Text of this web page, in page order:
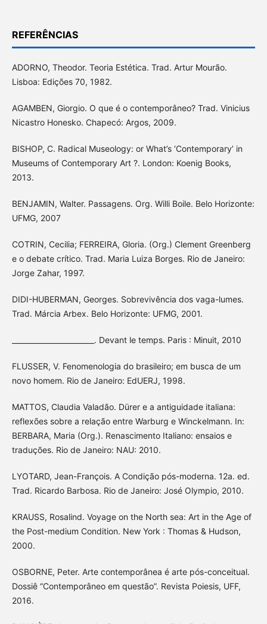
REFERÊNCIAS
ADORNO, Theodor. Teoria Estética. Trad. Artur Mourão.
Lisboa: Edições 70, 1982.
AGAMBEN, Giorgio. O que é o contemporâneo? Trad. Vinicius
Nicastro Honesko. Chapecó: Argos, 2009.
BISHOP, C. Radical Museology: or What’s ‘Contemporary’ in
Museums of Contemporary Art ?. London: Koenig Books,
2013.
BENJAMIN, Walter. Passagens. Org. Willi Boile. Belo Horizonte:
UFMG, 2007
COTRIN, Cecilia; FERREIRA, Gloria. (Org.) Clement Greenberg
e o debate crítico. Trad. Maria Luiza Borges. Rio de Janeiro:
Jorge Zahar, 1997.
DIDI-HUBERMAN, Georges. Sobrevivência dos vaga-lumes.
Trad. Márcia Arbex. Belo Horizonte: UFMG, 2001.
_______________________. Devant le temps. Paris : Minuit, 2010
FLUSSER, V. Fenomenologia do brasileiro; em busca de um
novo homem. Rio de Janeiro: EdUERJ, 1998.
MATTOS, Claudia Valadão. Dürer e a antiguidade italiana:
reflexões sobre a relação entre Warburg e Winckelmann. In:
BERBARA, Maria (Org.). Renascimento Italiano: ensaios e
traduções. Rio de Janeiro: NAU: 2010.
LYOTARD, Jean-François. A Condição pós-moderna. 12a. ed.
Trad. Ricardo Barbosa. Rio de Janeiro: José Olympio, 2010.
KRAUSS, Rosalind. Voyage on the North sea: Art in the Age of
the Post-medium Condition. New York : Thomas & Hudson,
2000.
OSBORNE, Peter. Arte contemporânea é arte pós-conceitual.
Dossiê “Contemporâneo em questão”. Revista Poiesis, UFF,
2016.